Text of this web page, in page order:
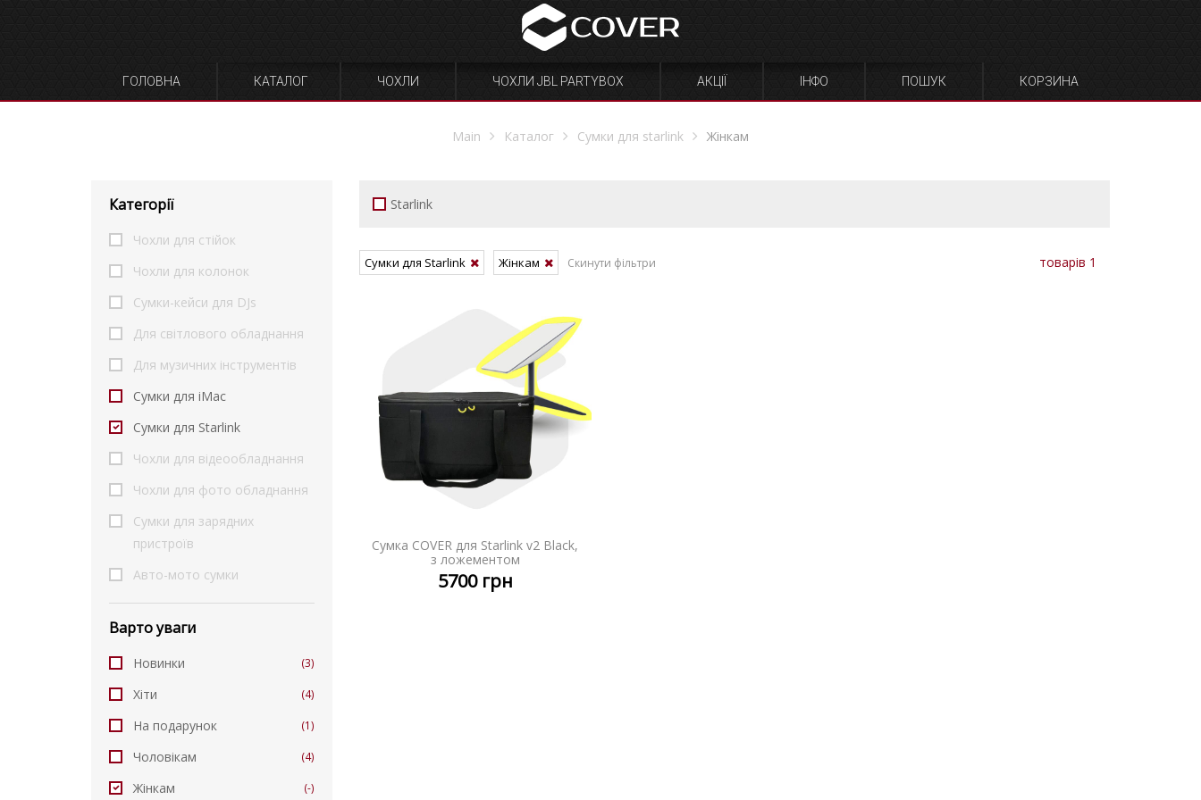
ГОЛОВНА КАТАЛОГ ЧОХЛИ ЧОХЛИ JBL PARTYBOX АКЦІЇ ІНФО ПОШУК КОРЗИНА
Main Каталог Сумки для starlink Жінкам
Категорії
Чохли для стійок
Чохли для колонок
Сумки-кейси для DJs
Для світлового обладнання
Для музичних інструментів
Сумки для iMac
Сумки для Starlink
Чохли для відеообладнання
Чохли для фото обладнання
Сумки для зарядних
пристроїв
Авто-мото сумки
Варто уваги
Новинки (3)
Хіти (4)
На подарунок (1)
Чоловікам (4)
Жінкам (-)
Starlink
Сумки для Starlink Жінкам Скинути фільтри товарів 1
ДЕТАЛЬНІШЕ
Сумка COVER для Starlink v2 Black,
з ложементом
5700грн